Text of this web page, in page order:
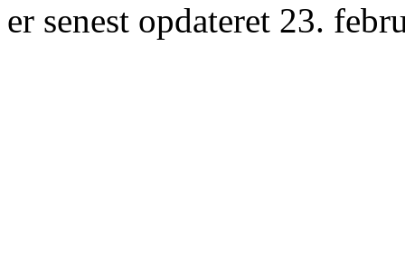
er senest opdateret 23.